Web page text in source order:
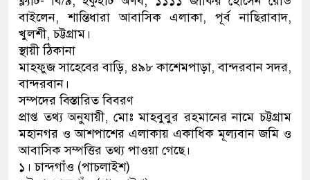
বাইলেন, শান্তিধারা আবাসিক এলাকা, পূর্ব নাছিরাবাদ,
খুলশী, চট্টগ্রাম।
স্থায়ী ঠিকানা
মাহফুজ সাহেবের বাড়ি, ৪৯৮ কাশেমপাড়া, বান্দরবান সদর,
বান্দরবান।
সম্পদের বিস্তারিত বিবরণ
প্রাপ্ত তথ্য অনুযায়ী, মোঃ মাহবুবুর রহমানের নামে চট্টগ্রাম
মহানগর ও আশপাশের এলাকায় একাধিক মূল্যবান জমি ও
আবাসিক সম্পত্তির তথ্য পাওয়া গেছে।
১। চান্দগাঁও (পাচলাইশ)